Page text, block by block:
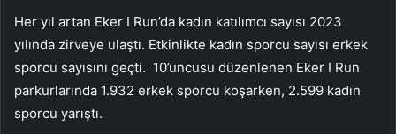
Her yıl artan Eker I Run’da kadın katılımcı sayısı 2023
yılında zirveye ulaştı. Etkinlikte kadın sporcu sayısı erkek
sporcu sayısını geçti. 10’uncusu düzenlenen Eker I Run
parkurlarında 1.932 erkek sporcu koşarken, 2.599 kadın
sporcu yarıştı.